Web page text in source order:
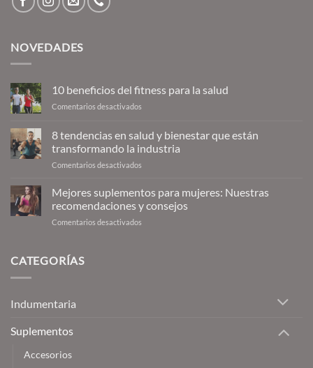
NOVEDADES
10 beneficios del fitness para la salud
Comentarios desactivados
del
fitness
salud
8 tendencias en salud y bienestar que están
transformando la industria
Comentarios desactivados
tendencias
salud
Mejores suplementos para mujeres: Nuestras
recomendaciones y consejos
Comentarios desactivados
CATEGORÍAS
Indumentaria
Suplementos
Accesorios